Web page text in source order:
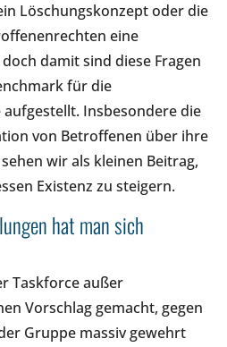
Löschungskonzept oder die
eine
damit sind diese Fragen
für die
Insbesondere die
von Betroffenen über ihre
wir als kleinen Beitrag,
Existenz zu steigern.
hat man sich
Taskforce außer
Vorschlag gemacht, gegen
Gruppe massiv gewehrt